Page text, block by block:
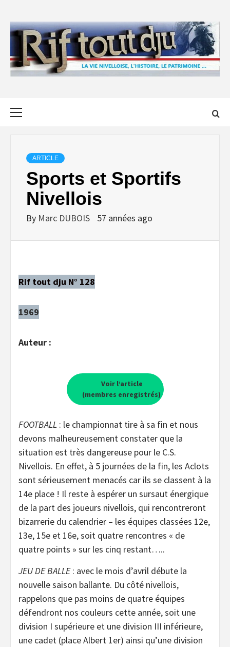
content
ARTICLE
Sports et Sportifs
Nivellois
By Marc DUBOIS 57 années ago
Rif tout dju N° 128
1969
Auteur :
Voir l’article
(membres enregistrés)
FOOTBALL : le championnat tire à sa fin et nous
devons malheureusement constater que la
situation est très dangereuse pour le C.S.
Nivellois. En effet, à 5 journées de la fin, les Aclots
sont sérieusement menacés car ils se classent à la
14e place ! Il reste à espérer un sursaut énergique
de la part des joueurs nivellois, qui rencontreront
bizarrerie du calendrier – les équipes classées 12e,
13e, 15e et 16e, soit quatre rencontres « de
quatre points » sur les cinq restant…..
JEU DE BALLE: avec le mois d’avril débute la
nouvelle saison ballante. Du côté nivellois,
rappelons que pas moins de quatre équipes
défendront nos couleurs cette année, soit une
division I supérieure et une division III inférieure,
une cadet (place Albert 1er) ainsi qu’une division